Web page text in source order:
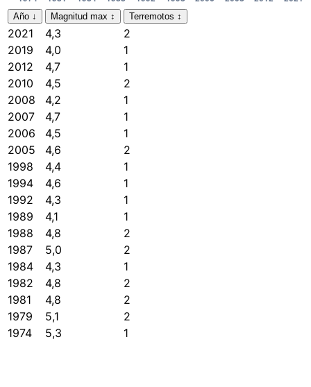
Año ↓ Magnitud max ↕ Terremotos ↕
2021 4,3
2
2019
4,0
1
2012
4,7
1
2010
4,5
2
2008
4,2
1
2007
4,7
1
2006
4,5
1
2005
4,6
2
1998
4,4
1
1994
4,6
1
1992
4,3
1
1989
4,1
1
1988
4,8
2
1987
5,0
2
1984
4,3
1
1982
4,8
2
1981
4,8
2
1979
5,1
2
1974
5,3 1